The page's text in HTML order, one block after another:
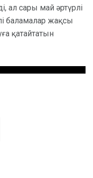
ал сары май әртүрлі
баламалар жақсы
қатайтатын